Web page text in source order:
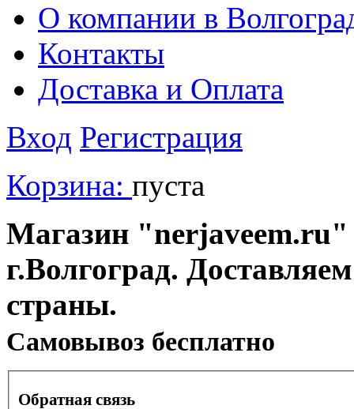
О компании в
Контакты
Доставка и Оплата
Вход Регистрация
Корзина: пуста
Магазин "nerjaveem.ru"
г.Волгоград.
страны.
Cамовывоз бесплатно
Обратная связь